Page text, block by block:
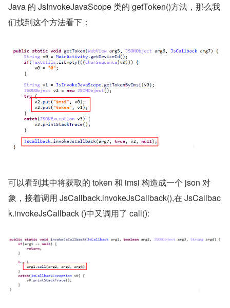
Java 的 JsInvokeJavaScope 类的 getToken()方法，那么我
们找到这个方法看下：
可以看到其中将获取的 token 和 imsi 构造成一个 json 对
象，接着调用 JsCallback.invokeJsCallback(),在 JsCallbac
k.invokeJsCallback ()中又调用了 call():